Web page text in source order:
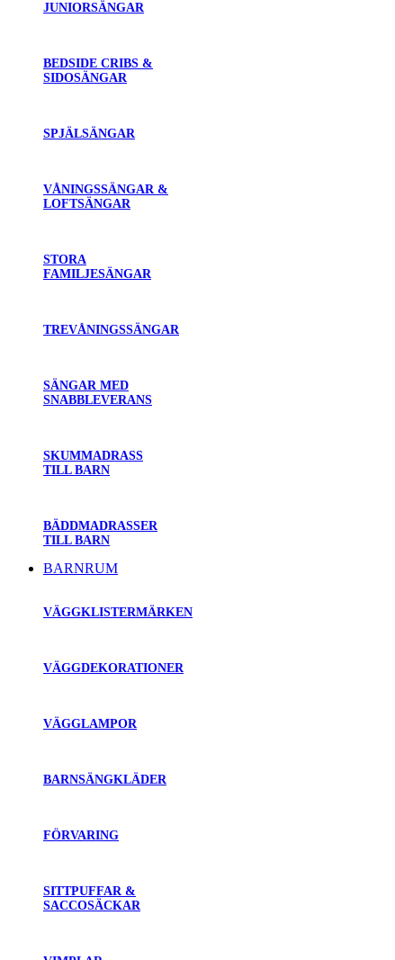
JUNIORSÄNGAR
BEDSIDE CRIBS &
SIDOSÄNGAR
SPJÄLSÄNGAR
VÅNINGSSÄNGAR &
LOFTSÄNGAR
STORA
FAMILJESÄNGAR
TREVÅNINGSSÄNGAR
SÄNGAR MED
SNABBLEVERANS
SKUMMADRASS
TILL BARN
BÄDDMADRASSER
TILL BARN
BARNRUM
VÄGGKLISTERMÄRKEN
VÄGGDEKORATIONER
VÄGGLAMPOR
BARNSÄNGKLÄDER
FÖRVARING
SITTPUFFAR &
SACCOSÄCKAR